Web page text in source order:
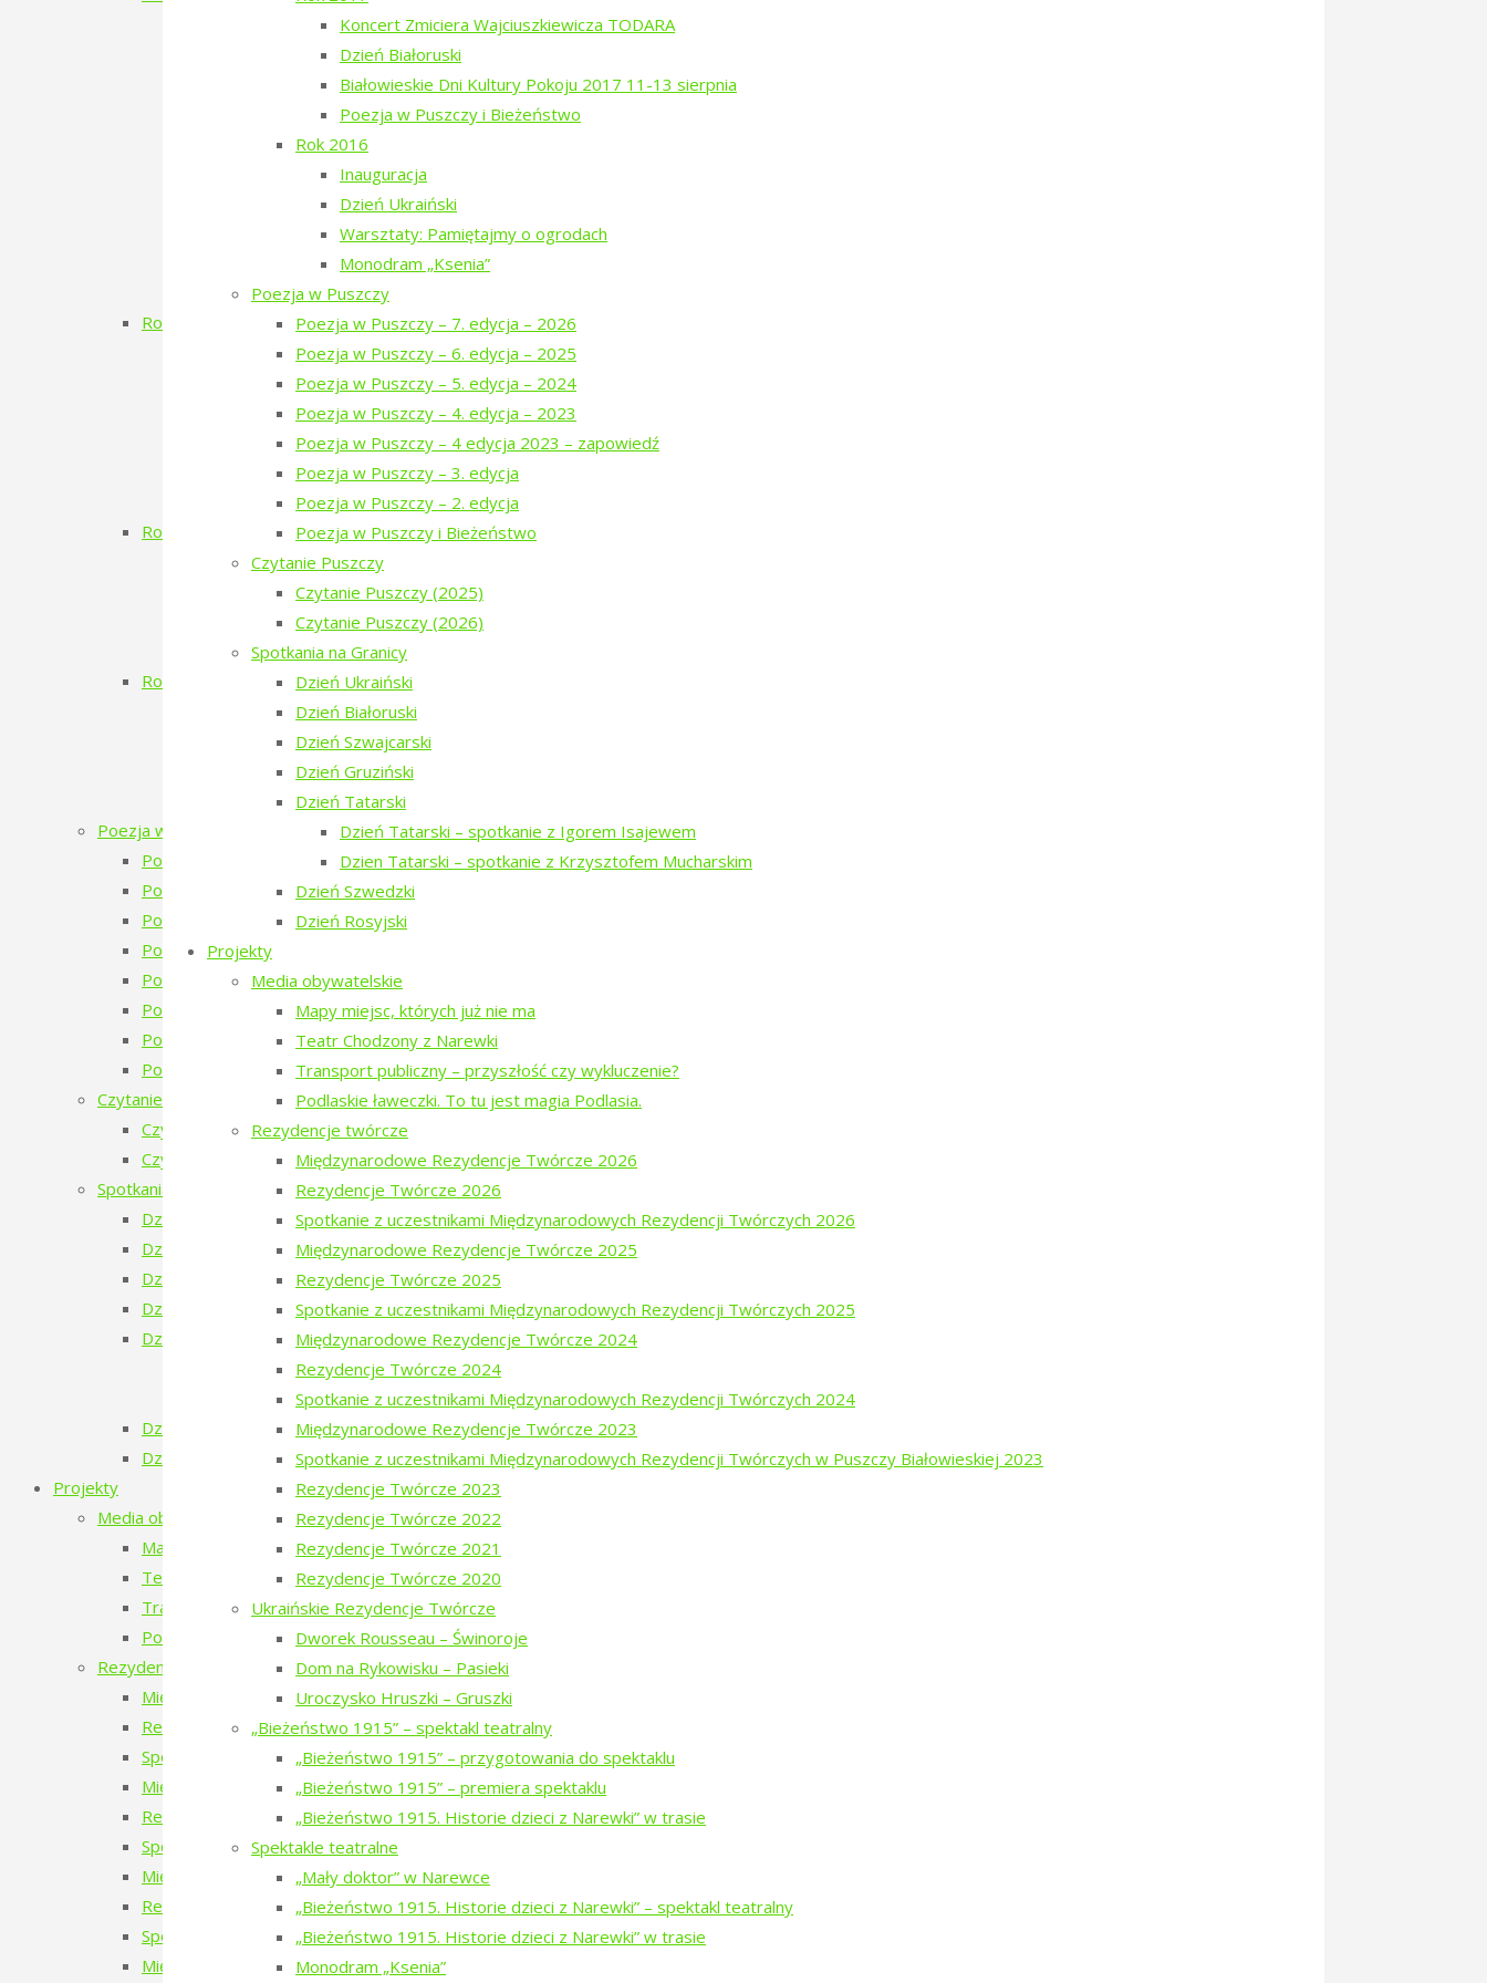
Koncert Zmiciera Wajciuszkiewicza TODARA
Dzień Białoruski
Białowieskie Dni Kultury Pokoju 2017 11-13 sierpnia
Poezja w Puszczy i Bieżeństwo
Rok 2016
Inauguracja
Dzień Ukraiński
Warsztaty: Pamiętajmy o ogrodach
Monodram „Ksenia”
Poezja w Puszczy
Poezja w Puszczy – 7. edycja – 2026
Poezja w Puszczy – 6. edycja – 2025
Poezja w Puszczy – 5. edycja – 2024
Poezja w Puszczy – 4. edycja – 2023
Poezja w Puszczy – 4 edycja 2023 – zapowiedź
Poezja w Puszczy – 3. edycja
Poezja w Puszczy – 2. edycja
Poezja w Puszczy i Bieżeństwo
Czytanie Puszczy
Czytanie Puszczy (2025)
Czytanie Puszczy (2026)
Spotkania na Granicy
Dzień Ukraiński
Dzień Białoruski
Dzień Szwajcarski
Dzień Gruziński
Dzień Tatarski
Dzień Tatarski – spotkanie z Igorem Isajewem
Dzien Tatarski – spotkanie z Krzysztofem Mucharskim
Dzień Szwedzki
Dzień Rosyjski
Projekty
Media obywatelskie
Mapy miejsc, których już nie ma
Teatr Chodzony z Narewki
Transport publiczny – przyszłość czy wykluczenie?
Podlaskie ławeczki. To tu jest magia Podlasia.
Rezydencje twórcze
Międzynarodowe Rezydencje Twórcze 2026
Rezydencje Twórcze 2026
Spotkanie z uczestnikami Międzynarodowych Rezydencji Twórczych 2026
Międzynarodowe Rezydencje Twórcze 2025
Rezydencje Twórcze 2025
Spotkanie z uczestnikami Międzynarodowych Rezydencji Twórczych 2025
Międzynarodowe Rezydencje Twórcze 2024
Rezydencje Twórcze 2024
Spotkanie z uczestnikami Międzynarodowych Rezydencji Twórczych 2024
Międzynarodowe Rezydencje Twórcze 2023
Spotkanie z uczestnikami Międzynarodowych Rezydencji Twórczych w Puszczy Białowieskiej 2023
Rezydencje Twórcze 2023
Rezydencje Twórcze 2022
Rezydencje Twórcze 2021
Rezydencje Twórcze 2020
Ukraińskie Rezydencje Twórcze
Dworek Rousseau – Świnoroje
Dom na Rykowisku – Pasieki
Uroczysko Hruszki – Gruszki
„Bieżeństwo 1915” – spektakl teatralny
„Bieżeństwo 1915” – przygotowania do spektaklu
„Bieżeństwo 1915” – premiera spektaklu
„Bieżeństwo 1915. Historie dzieci z Narewki” w trasie
Spektakle teatralne
„Mały doktor” w Narewce
„Bieżeństwo 1915. Historie dzieci z Narewki” ⁠–⁠ spektakl teatralny
„Bieżeństwo 1915. Historie dzieci z Narewki” w trasie
Monodram „Ksenia”
Filmowe Podlasie oraz koncert Postmana
Narewka czyta Olgę Tokarczuk
Poezja w Puszczy – 3. edycja
RÓBMY SWOJE – Pasieki
Dzień Tatarski – spotkanie z Igorem Isajewem
Dzien Tatarski – spotkanie z Krzysztofem Mucharskim
18-19 maja „Chór przyjechał”
Zielony Kwiecień 2019
Rok 2018
Dzień Gruziński
Zielony Listopad 2018
Poezja w Puszczy – 2. edycja
Porządkowanie kirkutu
Dzień Szwajcarski
Zielony Kwiecień
Rok 2017
Koncert Zmiciera Wajciuszkiewicza TODARA
Dzień Białoruski
Białowieskie Dni Kultury Pokoju 2017 11-13 sierpnia
Poezja w Puszczy i Bieżeństwo
Rok 2016
Dzień Ukraiński
Warsztaty: Pamiętajmy o ogrodach
Monodram „Ksenia”
Poezja w Puszczy
Poezja w Puszczy – 7. edycja – 2026
Poezja w Puszczy – 6. edycja – 2025
Poezja w Puszczy – 5. edycja – 2024
Poezja w Puszczy – 4. edycja – 2023
Poezja w Puszczy – 4 edycja 2023 – zapowiedź
Poezja w Puszczy – 3. edycja
Poezja w Puszczy – 2. edycja
Poezja w Puszczy i Bieżeństwo
Czytanie Puszczy
Czytanie Puszczy (2025)
Czytanie Puszczy (2026)
Spotkania na Granicy
Dzień Ukraiński
Dzień Białoruski
Dzień Szwajcarski
Dzień Gruziński
Dzień Tatarski
Dzień Tatarski – spotkanie z Igorem Isajewem
Dzien Tatarski – spotkanie z Krzysztofem Mucharskim
Dzień Szwedzki
Dzień Rosyjski
Projekty
Media obywatelskie
Mapy miejsc, których już nie ma
Teatr Chodzony z Narewki
Transport publiczny – przyszłość czy wykluczenie?
Podlaskie ławeczki. To tu jest magia Podlasia.
Rezydencje twórcze
Międzynarodowe Rezydencje Twórcze 2026
Rezydencje Twórcze 2026
Spotkanie z uczestnikami Międzynarodowych Rezydencji Twórczych 2026
Międzynarodowe Rezydencje Twórcze 2025
Rezydencje Twórcze 2025
Spotkanie z uczestnikami Międzynarodowych Rezydencji Twórczych 2025
Międzynarodowe Rezydencje Twórcze 2024
Rezydencje Twórcze 2024
Spotkanie z uczestnikami Międzynarodowych Rezydencji Twórczych 2024
Międzynarodowe Rezydencje Twórcze 2023